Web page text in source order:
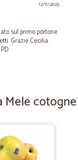
12/11/2025
sul primo portone
Grazie Cecilia.
ben imballati.
Mele cotogne